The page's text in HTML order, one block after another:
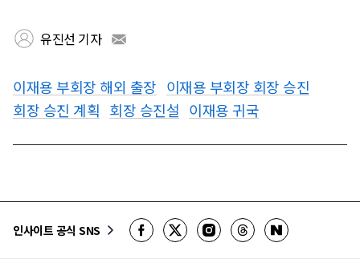
유진선 기자
이재용 부회장 해외 출장 이재용 부회장 회장 승진
회장 승진 계획 회장 승진설 이재용 귀국
인사이트 공식 SNS